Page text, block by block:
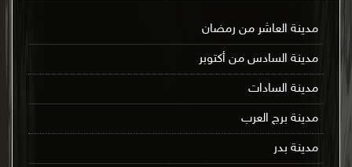
مدينة العاشر من رمضان
مدينة السادس من أكتوبر
مدينة السادات
مدينة برج العرب
مدينة بدر